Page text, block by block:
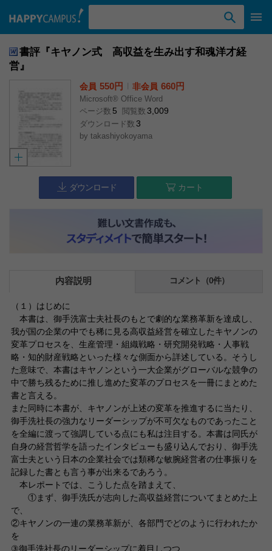
書評『キヤノン式 高収益を生み出す和魂洋才経
営』
会員 550円 非会員 660円
Microsoft® Office Word
ページ数 5 閲覧数 3,009
ダウンロード数 3
by takashiyokoyama
ダウンロード カート
内容説明 コメント（0件）
（１）はじめに
本書は、御手洗富士夫社長のもとで劇的な業務革新を達成し、
我が国の企業の中でも稀に見る高収益経営を確立したキヤノンの
変革プロセスを、生産管理・組織戦略・研究開発戦略・人事戦
略・知的財産戦略といった様々な側面から詳述している。そうし
た意味で、本書はキヤノンという一大企業がグローバルな競争の
中で勝ち残るために推し進めた変革のプロセスを一冊にまとめた
書と言える。
また同時に本書が、キヤノンが上述の変革を推進するに当たり、
御手洗社長の強力なリーダーシップが不可欠なものであったこと
を全編に渡って強調している点にも私は注目する。本書は同氏が
自身の経営哲学を語ったインタビューも盛り込んでおり、御手洗
富士夫という日本の企業社会では類稀な敏腕経営者の仕事振りを
記録した書とも言う事が出来るであろう。
本レポートでは、こうした点を踏まえて、
①まず、御手洗氏が志向した高収益経営についてまとめた上
で、
②キヤノンの一連の業務革新が、各部門でどのように行われたか
を
③御手洗社長のリーダーシップに着目しつつ